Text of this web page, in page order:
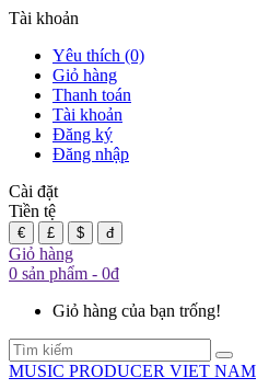
Tài khoản
Yêu thích (0)
Giỏ hàng
Thanh toán
Tài khoản
Đăng ký
Đăng nhập
Cài đặt
Tiền tệ
€ £ $ đ
Giỏ hàng
0 sản phẩm - 0đ
Giỏ hàng của bạn trống!
MUSIC PRODUCER VIET NAM